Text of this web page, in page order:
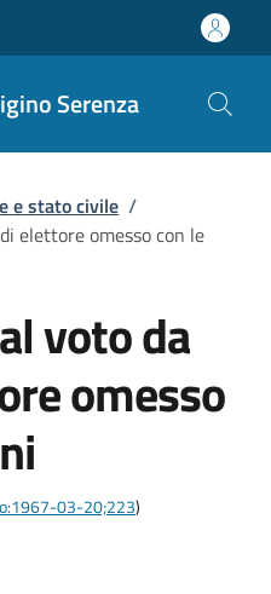
Serenza
e stato civile /
elettore omesso con le
voto da
omesso
03-20;223)